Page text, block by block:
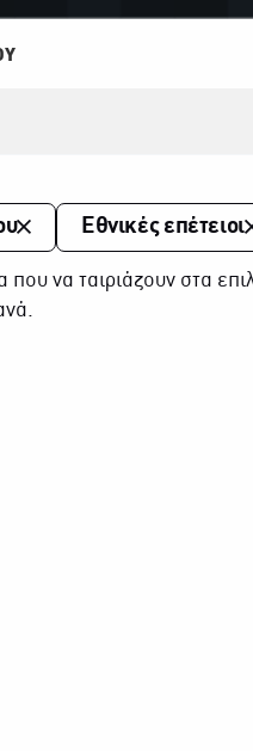
Εθνικές επέτειοι
να ταιριάζουν στα